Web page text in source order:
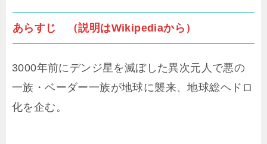
あらすじ （説明はWikipediaから）
3000年前にデンジ星を滅ぼした異次元人で悪の
一族・ベーダー一族が地球に襲来、地球総ヘドロ
化を企む。